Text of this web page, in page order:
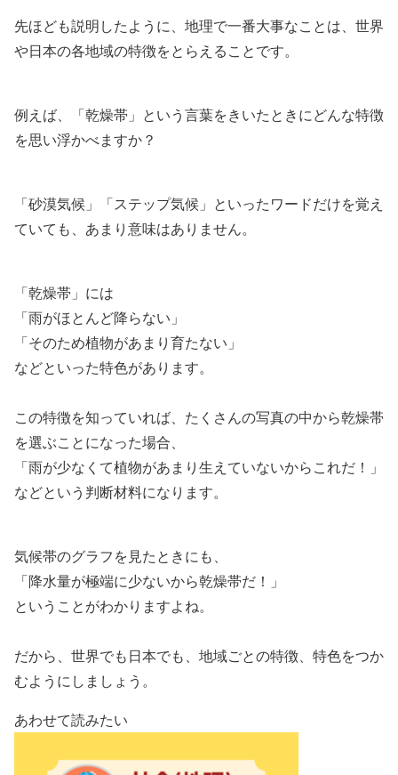
先ほども説明したように、地理で一番大事なことは、世界
や日本の各地域の特徴をとらえることです。
例えば、「乾燥帯」という言葉をきいたときにどんな特徴
を思い浮かべますか？
「砂漠気候」「ステップ気候」といったワードだけを覚え
ていても、あまり意味はありません。
「乾燥帯」には
「雨がほとんど降らない」
「そのため植物があまり育たない」
などといった特色があります。
この特徴を知っていれば、たくさんの写真の中から乾燥帯
を選ぶことになった場合、
「雨が少なくて植物があまり生えていないからこれだ！」
などという判断材料になります。
気候帯のグラフを見たときにも、
「降水量が極端に少ないから乾燥帯だ！」
ということがわかりますよね。
だから、世界でも日本でも、地域ごとの特徴、特色をつか
むようにしましょう。
あわせて読みたい